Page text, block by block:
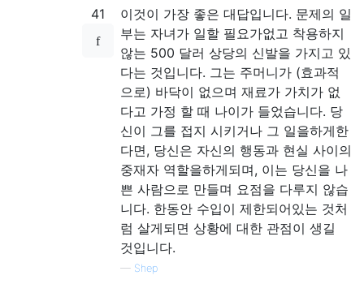
41
이것이 가장 좋은 대답입니다. 문제의 일
부는 자녀가 일할 필요가없고 착용하지
않는 500 달러 상당의 신발을 가지고 있
다는 것입니다. 그는 주머니가 (효과적
으로) 바닥이 없으며 재료가 가치가 없
다고 가정 할 때 나이가 들었습니다. 당
신이 그를 접지 시키거나 그 일을하게한
다면, 당신은 자신의 행동과 현실 사이의
중재자 역할을하게되며, 이는 당신을 나
쁜 사람으로 만들며 요점을 다루지 않습
니다. 한동안 수입이 제한되어있는 것처
럼 살게되면 상황에 대한 관점이 생길
것입니다.
— Shep